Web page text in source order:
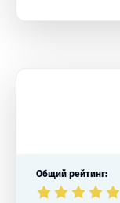
Общий рейтинг: